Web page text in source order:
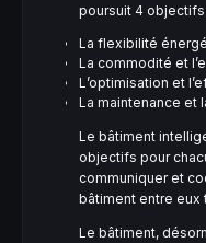
poursuit 4 objectifs
La flexibilité
La commodité et
L’optimisation et
La maintenance et
Le bâtiment
objectifs pour
communiquer et
bâtiment entre eux
Le bâtiment,